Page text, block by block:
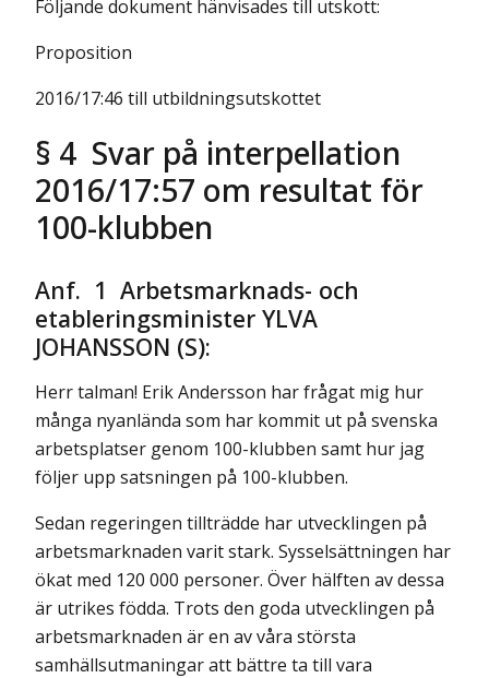
Följande dokument hänvisades till utskott:
Proposition
2016/17:46 till utbildningsutskottet
§ 4 Svar på interpellation
2016/17:57 om resultat för
100-klubben
Anf. 1 Arbetsmarknads- och
etableringsminister YLVA
JOHANSSON (S):
Herr talman! Erik Andersson har frågat mig hur
många nyanlända som har kommit ut på svenska
arbetsplatser genom 100-klubben samt hur jag
följer upp satsningen på 100-klubben.
Sedan regeringen tillträdde har utvecklingen på
arbetsmarknaden varit stark. Sysselsättningen har
ökat med 120 000 personer. Över hälften av dessa
är utrikes födda. Trots den goda utvecklingen på
arbetsmarknaden är en av våra största
samhällsutmaningar att bättre ta till vara